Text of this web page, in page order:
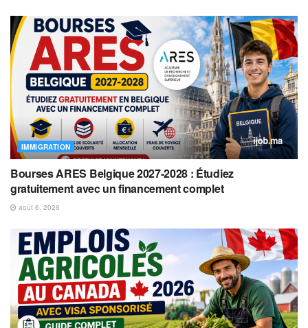
IMMIGRATION
Bourses ARES Belgique 2027-2028 : Étudiez
gratuitement avec un financement complet
août 6, 2026